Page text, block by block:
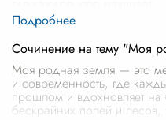
Сочинение на тему "Моя
Моя родная земля — это
и современность, где
прошлом и вдохновляет
бескрайних полей и лесов,